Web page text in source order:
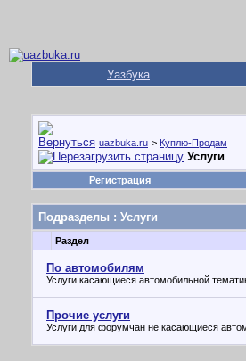
Уазбука
uazbuka.ru > Куплю-Продам
Услуги
Регистрация
Подразделы : Услуги
Раздел
По автомобилям
Услуги касающиеся автомобильной
Прочие услуги
Услуги для форумчан не касающиеся